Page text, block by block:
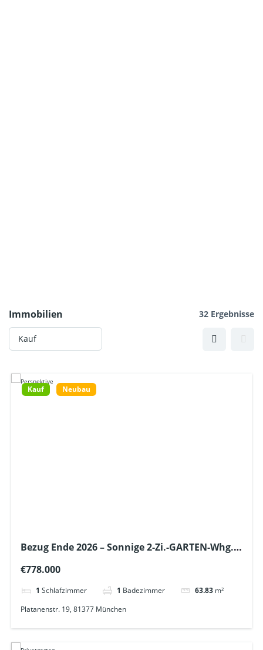
Immobilien 32 Ergebnisse
Kauf Neubau
Bezug Ende 2026 – Sonnige 2-Zi.-GARTEN-Whg.,
€778.000
1 Schlafzimmer 1 Badezimmer 63.83 m²
Platanenstr. 19, 81377 München